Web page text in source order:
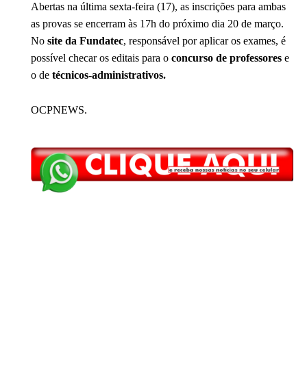
Abertas na última sexta-feira (17), as inscrições para ambas
as provas se encerram às 17h do próximo dia 20 de março.
No site da Fundatec, responsável por aplicar os exames, é
possível checar os editais para o concurso de professores e
o de técnicos-administrativos.
OCPNEWS.